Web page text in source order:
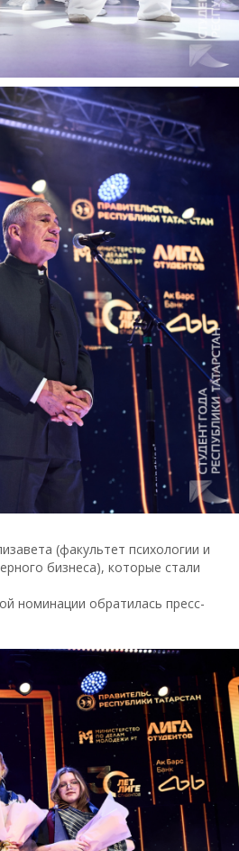
(факультет психологии и
бизнеса), которые стали
номинации обратилась пресс-